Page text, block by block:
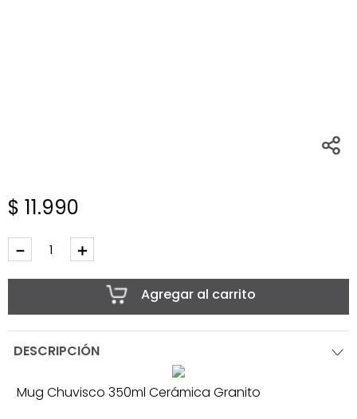
$ 11.990
＋
－
Agregar al carrito
DESCRIPCIÓN
Mug Chuvisco 350ml Cerámica Granito